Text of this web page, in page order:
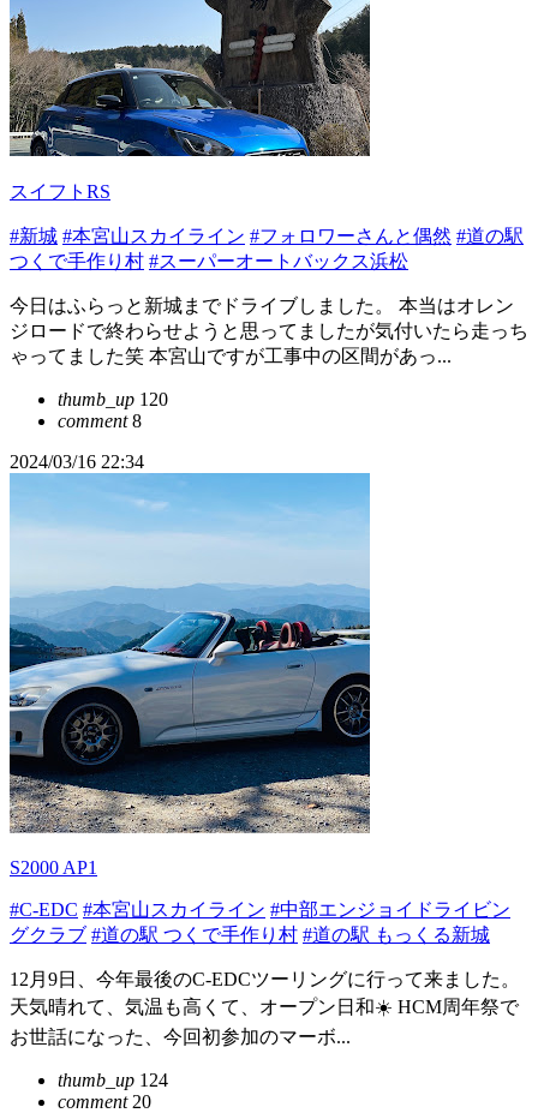
スイフトRS
#新城 #本宮山スカイライン #フォロワーさんと偶然 #道の駅
つくで手作り村 #スーパーオートバックス浜松
今日はふらっと新城までドライブしました。 本当はオレン
ジロードで終わらせようと思ってましたが気付いたら走っち
ゃってました笑 本宮山ですが工事中の区間があっ...
thumb_up 120
comment8
2024/03/16 22:34
S2000 AP1
#C-EDC #本宮山スカイライン #中部エンジョイドライビン
グクラブ #道の駅 つくで手作り村 #道の駅 もっくる新城
12月9日、今年最後のC-EDCツーリングに行って来ました。
天気晴れて、気温も高くて、オープン日和☀️ HCM周年祭で
お世話になった、今回初参加のマーボ...
thumb_up 124
comment20